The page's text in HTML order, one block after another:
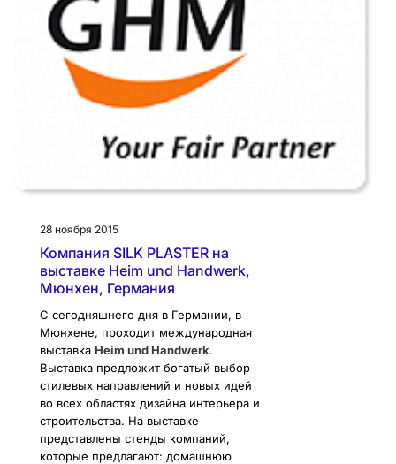
28 ноября 2015
Компания SILK PLASTER на
выставке Heim und Handwerk,
Мюнхен, Германия
С сегодняшнего дня в Германии, в
Мюнхене, проходит международная
выставка Heim und Handwerk.
Выставка предложит богатый выбор
стилевых направлений и новых идей
во всех областях дизайна интерьера и
строительства. На выставке
представлены стенды компаний,
которые предлагают: домашнюю